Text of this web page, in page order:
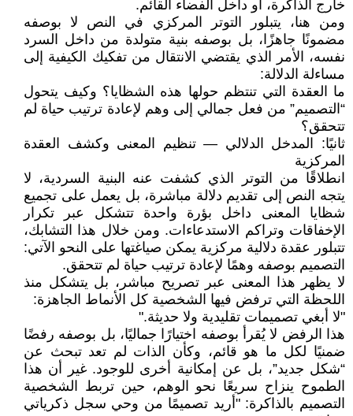
خارج الذاكرة، أو داخل الفضاء القائم.
ومن هنا، يتبلور التوتر المركزي في النص لا بوصفه
مضمونًا جاهزًا، بل بوصفه بنية متولدة من داخل السرد
نفسه، الأمر الذي يقتضي الانتقال من تفكيك الكيفية إلى
مساءلة الدلالة:
ما العقدة التي تنتظم حولها هذه الشظايا؟ وكيف يتحول
“التصميم” من فعل جمالي إلى وهم لإعادة ترتيب حياة لم
تتحقق؟
ثانيًا: المدخل الدلالي — تنظيم المعنى وكشف العقدة
المركزية
انطلاقًا من التوتر الذي كشفت عنه البنية السردية، لا
يتجه النص إلى تقديم دلالة مباشرة، بل يعمل على تجميع
شظايا المعنى داخل بؤرة واحدة تتشكل عبر تكرار
الإخفاقات وتراكم الاستدعاءات. ومن خلال هذا التشابك،
تتبلور عقدة دلالية مركزية يمكن صياغتها على النحو الآتي:
التصميم بوصفه وهمًا لإعادة ترتيب حياة لم تتحقق.
لا يظهر هذا المعنى عبر تصريح مباشر، بل يتشكل منذ
اللحظة التي ترفض فيها الشخصية كل الأنماط الجاهزة:
"لا أبغي تصميمات تقليدية ولا حديثة."
هذا الرفض لا يُقرأ بوصفه اختيارًا جماليًا، بل بوصفه رفضًا
ضمنيًا لكل ما هو قائم، وكأن الذات لم تعد تبحث عن
“شكل جديد”، بل عن إمكانية أخرى للوجود. غير أن هذا
الطموح ينزاح سريعًا نحو الوهم، حين تربط الشخصية
التصميم بالذاكرة: "أريد تصميمًا من وحي سجل ذكرياتي